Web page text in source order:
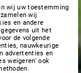
wij uw toestemming
wij
en andere
uit het
de volgende
nauwkeurige
advertenties en
weigeren' ook